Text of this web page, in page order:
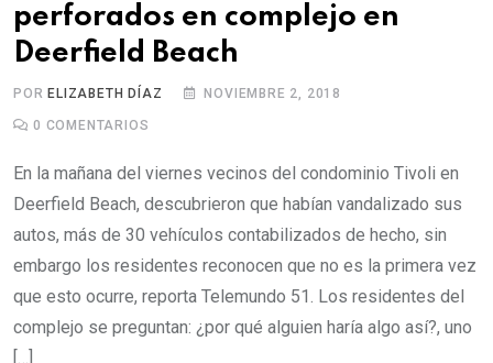
perforados en complejo en
Deerfield Beach
PORELIZABETH DÍAZ NOVIEMBRE 2, 2018
0 COMENTARIOS
En la mañana del viernes vecinos del condominio Tivoli en
Deerfield Beach, descubrieron que habían vandalizado sus
autos, más de 30 vehículos contabilizados de hecho, sin
embargo los residentes reconocen que no es la primera vez
que esto ocurre, reporta Telemundo 51. Los residentes del
complejo se preguntan: ¿por qué alguien haría algo así?, uno
[…]